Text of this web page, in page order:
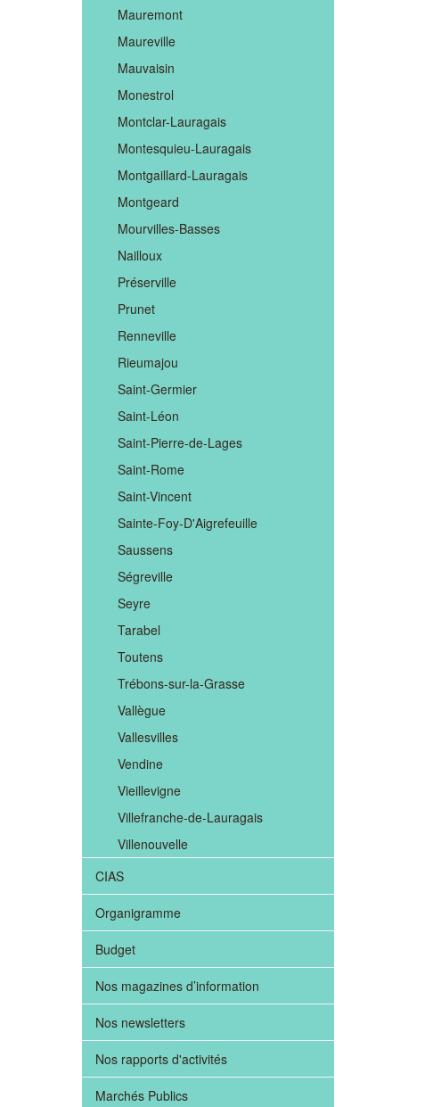
Mauremont
Maureville
Mauvaisin
Monestrol
Montclar-Lauragais
Montesquieu-Lauragais
Montgaillard-Lauragais
Montgeard
Mourvilles-Basses
Nailloux
Préserville
Prunet
Renneville
Rieumajou
Saint-Germier
Saint-Léon
Saint-Pierre-de-Lages
Saint-Rome
Saint-Vincent
Sainte-Foy-D'Aigrefeuille
Saussens
Ségreville
Seyre
Tarabel
Toutens
Trébons-sur-la-Grasse
Vallègue
Vallesvilles
Vendine
Vieillevigne
Villefranche-de-Lauragais
Villenouvelle
CIAS
Organigramme
Budget
Nos magazines d’information
Nos newsletters
Nos rapports d'activités
Marchés Publics